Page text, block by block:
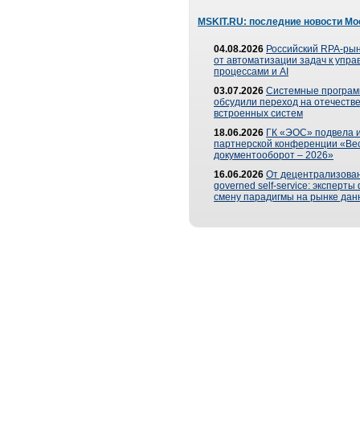
MSKIT.RU: последние новости
04.08.2026 Российский RPA-
от автоматизации задач к
процессами и AI
03.07.2026 Системные
обсудили переход на
встроенных систем
18.06.2026 ГК «ЭОС» подвела
партнерской конференции
документооборот – 2026»
16.06.2026 От
governed self-service: эксперты
смену парадигмы на рынке